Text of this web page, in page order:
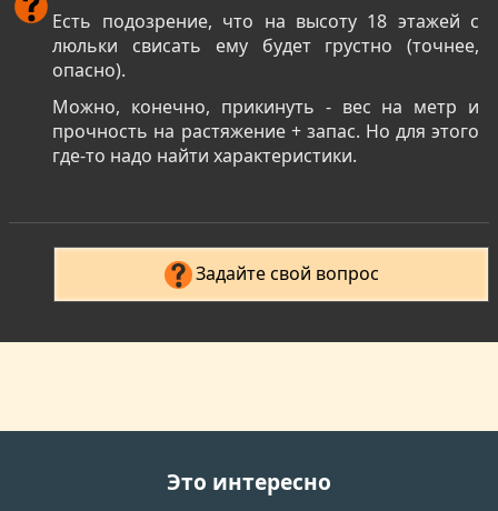
Есть подозрение, что на высоту 18 этажей с
люльки свисать ему будет грустно (точнее,
опасно).
Можно, конечно, прикинуть - вес на метр и
прочность на растяжение + запас. Но для этого
где-то надо найти характеристики.
Задайте свой вопрос
Это интересно